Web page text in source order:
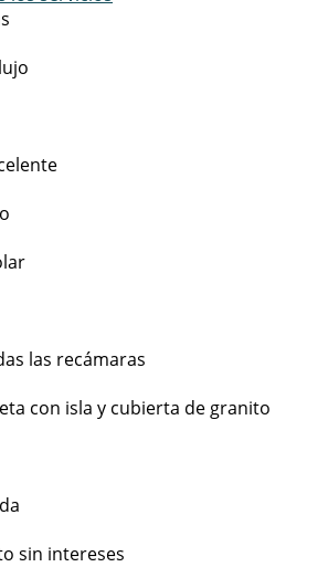
las recámaras
con isla y cubierta de granito
sin intereses